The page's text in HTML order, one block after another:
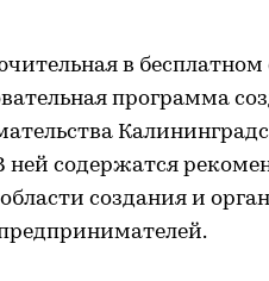
в бесплатном
программа
ней содержатся
создания и